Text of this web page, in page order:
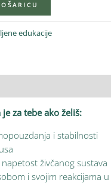
edukacije
za tebe ako želiš:
i stabilnosti
živčanog sustava
i svojim reakcijama